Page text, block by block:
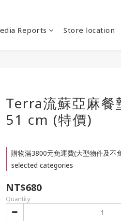
Reports Store location
Terra流蘇亞麻餐
51 cm (特價)
購物滿3800元免運費(大型物件及不
selected categories
NT$680
Quantity